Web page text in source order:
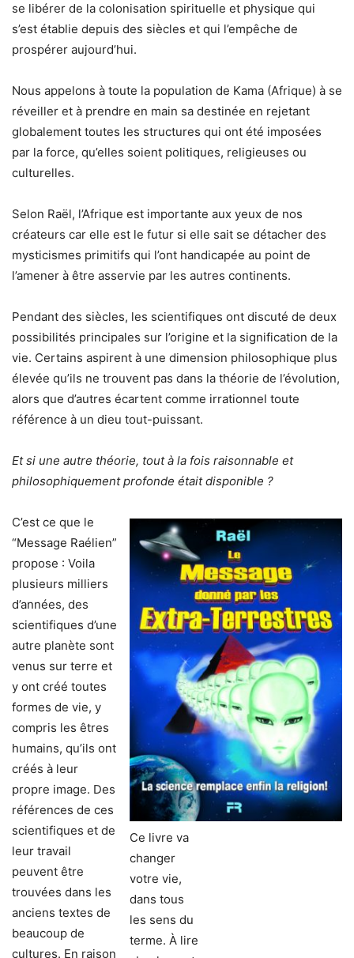
se libérer de la colonisation spirituelle et physique qui
s’est établie depuis des siècles et qui l’empêche de
prospérer aujourd’hui.
Nous appelons à toute la population de Kama (Afrique) à se
réveiller et à prendre en main sa destinée en rejetant
globalement toutes les structures qui ont été imposées
par la force, qu’elles soient politiques, religieuses ou
culturelles.
Selon Raël, l’Afrique est importante aux yeux de nos
créateurs car elle est le futur si elle sait se détacher des
mysticismes primitifs qui l’ont handicapée au point de
l’amener à être asservie par les autres continents.
Pendant des siècles, les scientifiques ont discuté de deux
possibilités principales sur l’origine et la signification de la
vie. Certains aspirent à une dimension philosophique plus
élevée qu’ils ne trouvent pas dans la théorie de l’évolution,
alors que d’autres écartent comme irrationnel toute
référence à un dieu tout-puissant.
Et si une autre théorie, tout à la fois raisonnable et
philosophiquement profonde était disponible ?
Ce livre va
changer
votre vie,
dans tous
les sens du
terme. À lire
C’est ce que le
“Message Raélien”
propose : Voila
plusieurs milliers
d’années, des
scientifiques d’une
autre planète sont
venus sur terre et
y ont créé toutes
formes de vie, y
compris les êtres
humains, qu’ils ont
créés à leur
propre image. Des
références de ces
scientifiques et de
leur travail
peuvent être
trouvées dans les
anciens textes de
beaucoup de
cultures. En raison